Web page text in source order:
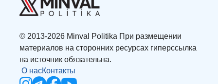
© 2013-2026 Minval Politika При размещении
материалов на сторонних ресурсах гиперссылка
на источник обязательна.
О насКонтакты